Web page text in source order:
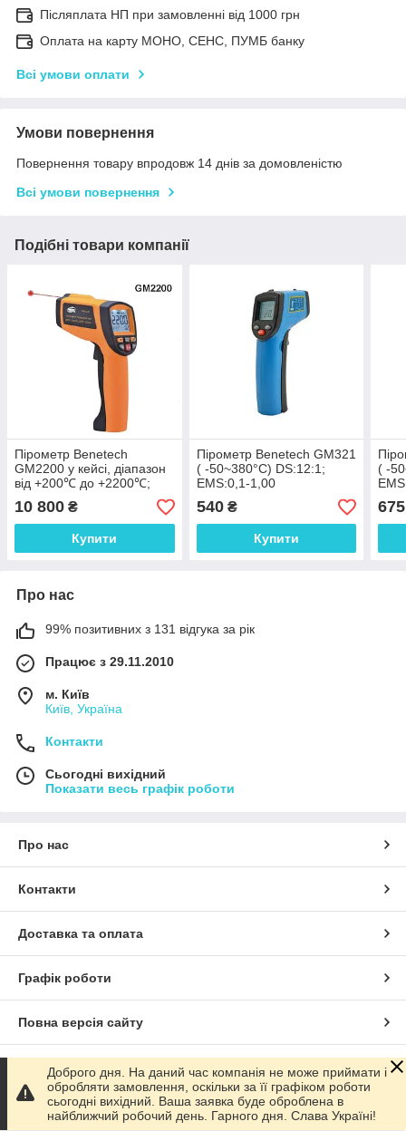
Післяплата НП при замовленні від 1000 грн
Оплата на карту МОНО, СЕНС, ПУМБ банку
Всі умови оплати
Умови повернення
Повернення товару впродовж 14 днів за домовленістю
Всі умови повернення
Подібні товари компанії
Пірометр Benetech
GM2200 у кейсі, діапазон
від +200℃ до +2200℃;
EMS 0,1-1,0; 80:1; ПЗ
10 800 ₴
Купити
Пірометр Benetech GM321
( -50~380°C) DS:12:1;
EMS:0,1-1,00
540₴
Купити
( -
675
Про нас
99% позитивних з 131 відгука за рік
Працює з 29.11.2010
м. Київ
Київ, Україна
Контакти
Сьогодні вихідний
Показати весь графік роботи
Про нас
Контакти
Доставка та оплата
Графік роботи
Повна версія сайту
Сайт створено на маркетплейсіProm.ua
Політика конфіденційності
Доброго дня. На даний час компанія не може приймати і
обробляти замовлення, оскільки за її графіком роботи
сьогодні вихідний. Ваша заявка буде оброблена в
найближчий робочий день. Гарного дня. Слава Україні!